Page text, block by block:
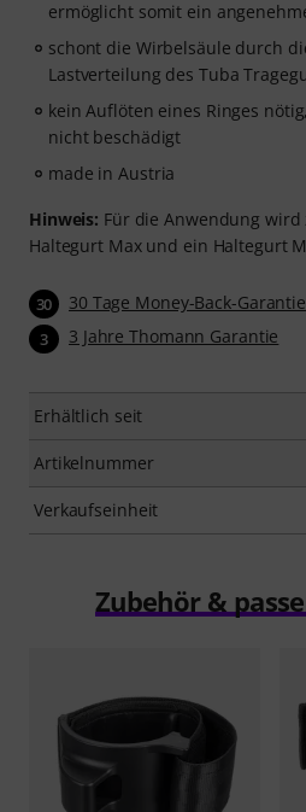
ermöglicht somit ein
schont die Wirbelsäule durch
Lastverteilung des Tuba
kein Auflöten eines Ringes
nicht beschädigt
made in Austria
Hinweis: Für die Anwendung wird
Haltegurt Max und ein Haltegurt
30 30 Tage Money-Back-Garantie
3 3 Jahre Thomann Garantie
Erhältlich seit
Artikelnummer
Verkaufseinheit
Zubehör &